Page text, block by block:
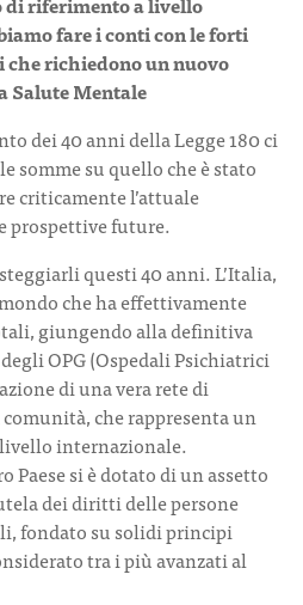
fare i conti con le forti
richiedono un nuovo
Salute Mentale
dei 40 anni della Legge 180 ci
somme su quello che è stato
criticamente l’attuale
prospettive future.
questi 40 anni. L’Italia,
che ha effettivamente
giungendo alla definitiva
OPG (Ospedali Psichiatrici
di una vera rete di
che rappresenta un
internazionale.
si è dotato di un assetto
dei diritti delle persone
fondato su solidi principi
tra i più avanzati al